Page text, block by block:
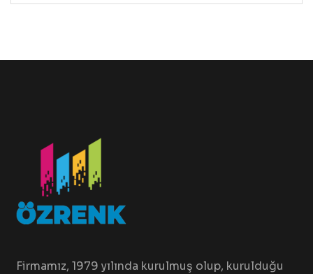
Firmamız, 1979 yılında kurulmuş olup, kurulduğu